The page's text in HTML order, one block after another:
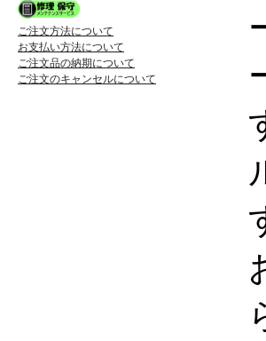
ご注文方法について
お支払い方法について
ご注文品の納期について
ご注文のキャンセルについて